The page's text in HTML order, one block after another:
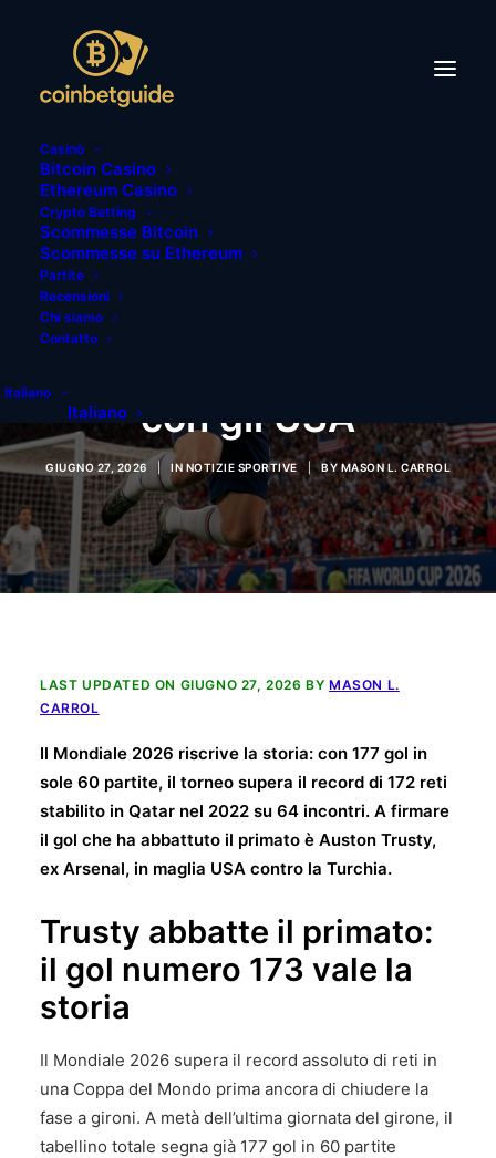
Casinò
Bitcoin Casino
Ethereum Casino
Crypto Betting
Scommesse Bitcoin
Scommesse su Ethereum
Partite
Recensioni
Chi siamo
Contatto
Italiano
Italiano
Mondiali 2026: record
di gol frantumato,
con gli USA
GIUGNO 27, 2026 IN NOTIZIE SPORTIVE BYMASON L. CARROL
LAST UPDATED ON GIUGNO 27, 2026 BYMASON L.
CARROL
Il Mondiale 2026 riscrive la storia: con 177 gol in
sole 60 partite, il torneo supera il record di 172 reti
stabilito in Qatar nel 2022 su 64 incontri. A firmare
il gol che ha abbattuto il primato è Auston Trusty,
ex Arsenal, in maglia USA contro la Turchia.
Trusty abbatte il primato:
il gol numero 173 vale la
storia
Il Mondiale 2026 supera il record assoluto di reti in
una Coppa del Mondo prima ancora di chiudere la
fase a gironi. A metà dell’ultima giornata del girone, il
tabellino totale segna già 177 gol in 60 partite